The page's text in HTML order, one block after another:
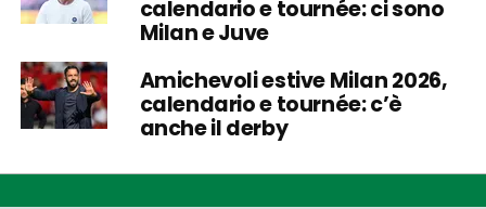
calendario e tournée: ci sono
Milan e Juve
Amichevoli estive Milan 2026,
calendario e tournée: c’è
anche il derby